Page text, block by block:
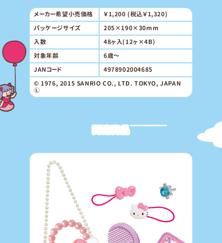
メーカー希望小売価格
￥1,200 (税込￥1,320)
パッケージサイズ
205×190×30mm
入数
48ヶ入(12ヶ×4B)
対象年齢
6歳～
JANコード
4978902004685
© 1976, 2015 SANRIO CO., LTD. TOKYO, JAPAN
Ⓛ
関連商品